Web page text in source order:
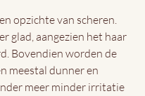
opzichte van scheren.
glad, aangezien het haar
Bovendien worden de
meestal dunner en
meer minder irritatie